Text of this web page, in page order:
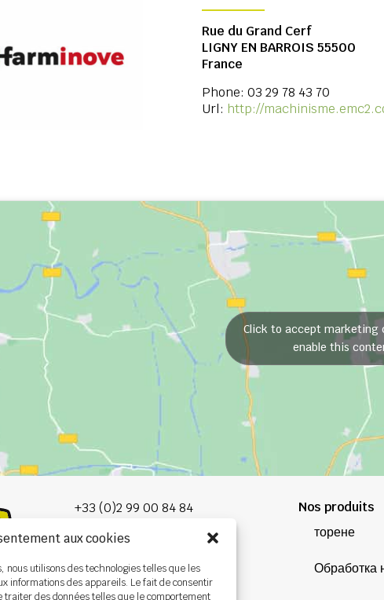
aux cookies
utilisons des technologies telles que les
informations des appareils. Le fait de consentir
traiter des données telles que le comportement
Rue du Grand Cerf
LIGNY EN BARROIS 55500
France
Phone: 03 29 78 43 70
Url: http://
Click to accept marketing
enable this
+33 (0)2 99 00 84 84
info@burel-group.com
Les Portes de Bretagne
P.A. de la Gaultière,
Nos produits
торене
Обработка